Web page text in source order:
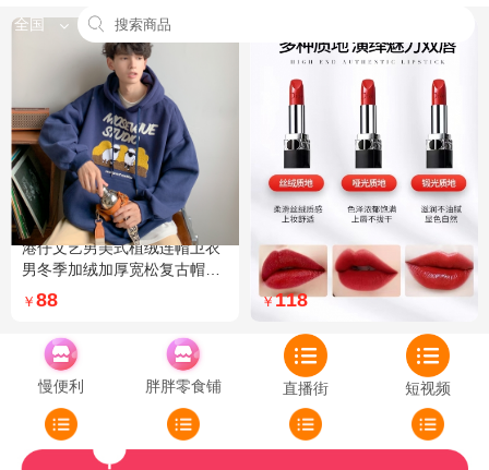
全国
港仔文艺男美式植绒连帽卫衣
男冬季加绒加厚宽松复古帽衫
外套 XXL 加绒 5XL 灰色加绒
￥ 88
Dior迪奥全新烈艳蓝金口红品
牌授权经典藤格纹饰带丝绒质
地999色号传奇红唇哑光 哑光
￥118
慢便利 胖胖零食铺 直播街 短视频